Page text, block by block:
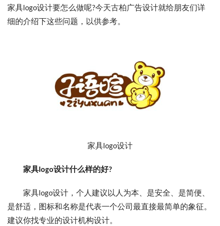
家具logo设计要怎么做呢?今天古柏广告设计就给朋友们详
细的介绍下这些问题，以供参考。
家具logo设计
家具logo设计什么样的好?
家具logo设计，个人建议以人为本、是安全、是简便、
是舒适，图标和名称是代表一个公司最直接最简单的象征。
建议你找专业的设计机构设计。